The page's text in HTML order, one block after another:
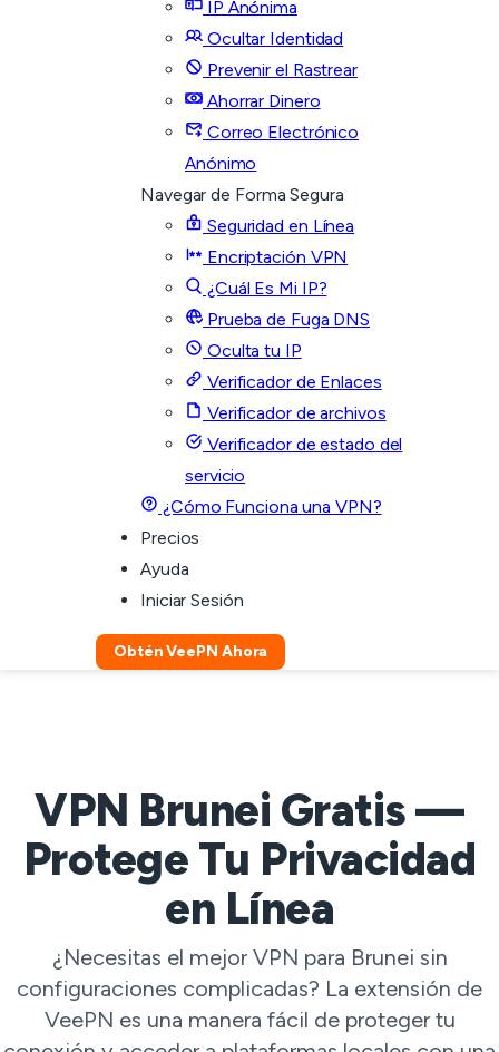
IP Anónima
Ocultar Identidad
Prevenir el Rastrear
Ahorrar Dinero
Correo Electrónico
Anónimo
Navegar de Forma Segura
Seguridad en Línea
Encriptación VPN
¿Cuál Es Mi IP?
Prueba de Fuga DNS
Oculta tu IP
Verificador de Enlaces
Verificador de archivos
Verificador de estado del
servicio
¿Cómo Funciona una VPN?
Precios
Ayuda
Iniciar Sesión
Obtén VeePN Ahora
VPN Brunei Gratis —
Protege Tu Privacidad
en Línea
¿Necesitas el mejor VPN para Brunei sin
configuraciones complicadas? La extensión de
VeePN es una manera fácil de proteger tu